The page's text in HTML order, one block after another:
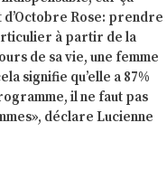
d’Octobre Rose: prendre
à partir de la
de sa vie, une femme
signifie qu’elle a 87%
il ne faut pas
déclare Lucienne